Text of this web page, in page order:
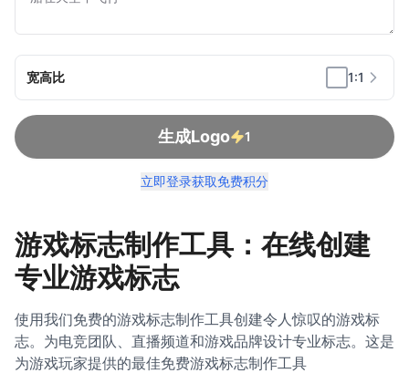
宽高比 1:1
生成Logo 1
立即登录获取免费积分
游戏标志制作工具：在线创建
专业游戏标志
使用我们免费的游戏标志制作工具创建令人惊叹的游戏标
志。为电竞团队、直播频道和游戏品牌设计专业标志。这是
为游戏玩家提供的最佳免费游戏标志制作工具